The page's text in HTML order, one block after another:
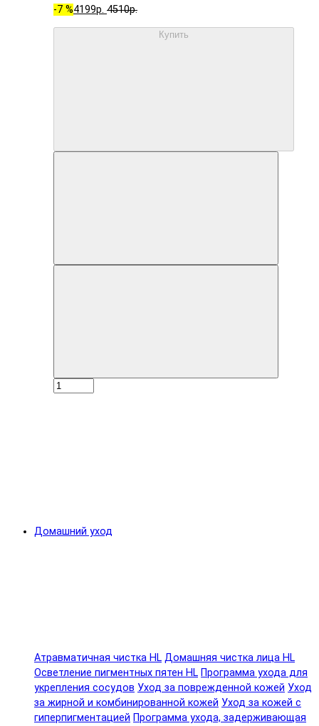
-7 %4199р. 4510р.
Купить
Домашний уход
Атравматичная чистка HL Домашняя чистка лица HL
Осветление пигментных пятен HL Программа ухода для
укрепления сосудов Уход за поврежденной кожей Уход
за жирной и комбинированной кожей Уход за кожей с
гиперпигментацией Программа ухода, задерживающая